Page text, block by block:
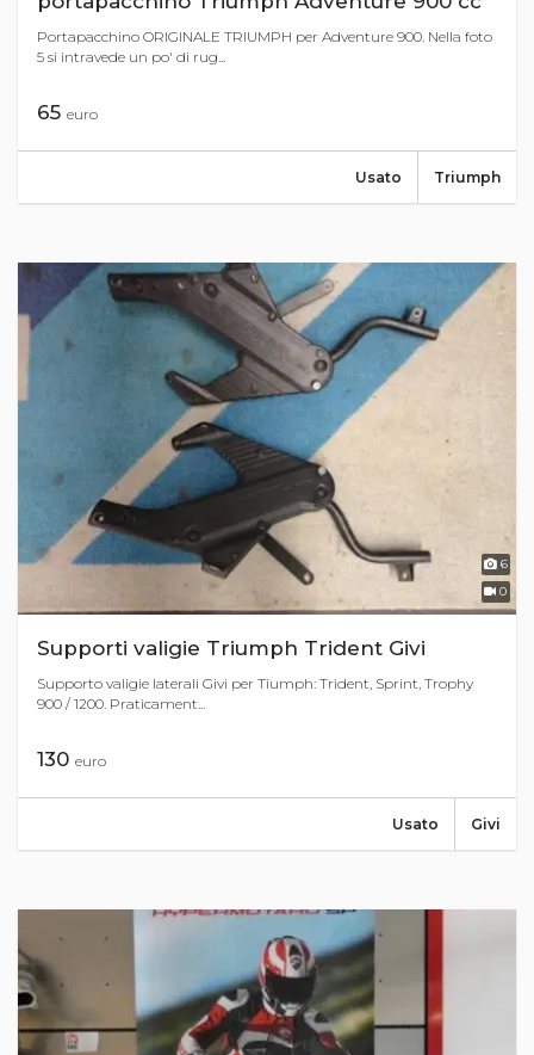
Portapacchino ORIGINALE TRIUMPH per Adventure 900. Nella foto
5 si intravede un po' di rug...
65 euro
Triumph
Usato
6
0
Supporti valigie Triumph Trident Givi
Supporto valigie laterali Givi per Tiumph: Trident, Sprint, Trophy
900 / 1200. Praticament...
130 euro
Givi
Usato